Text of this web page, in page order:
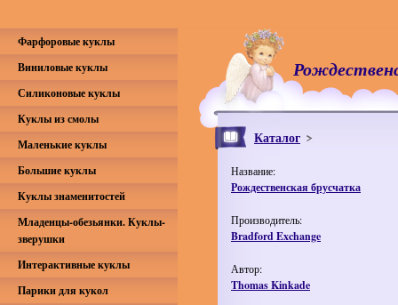
Каталог
Название:
Рождественская брусчатка
Производитель:
Bradford Exchange
Автор:
Thomas Kinkade
Фарфоровые куклы
Виниловые куклы
Силиконовые куклы
Куклы из смолы
Маленькие куклы
Большие куклы
Куклы знаменитостей
Младенцы-обезьянки. Куклы-
зверушки
Интерактивные куклы
Парики для кукол